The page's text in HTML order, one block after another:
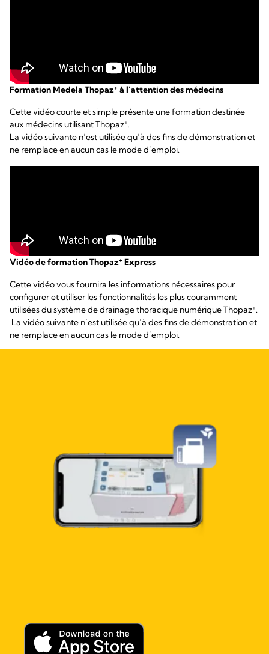
Formation Medela Thopaz+ à l’attention des médecins
Cette vidéo courte et simple présente une formation destinée
aux médecins utilisant Thopaz+.
La vidéo suivante n’est utilisée qu’à des fins de démonstration et
ne remplace en aucun cas le mode d’emploi.
Vidéo de formation Thopaz+ Express
Cette vidéo vous fournira les informations nécessaires pour
configurer et utiliser les fonctionnalités les plus couramment
utilisées du système de drainage thoracique numérique Thopaz+.
La vidéo suivante n’est utilisée qu’à des fins de démonstration et
ne remplace en aucun cas le mode d’emploi.